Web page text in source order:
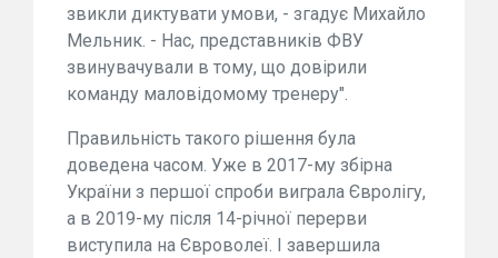
звикли диктувати умови, - згадує Михайло
Мельник. - Нас, представників ФВУ
звинувачували в тому, що довірили
команду маловідомому тренеру".
Правильність такого рішення була
доведена часом. Уже в 2017-му збірна
України з першої спроби виграла Євролігу,
а в 2019-му після 14-річної перерви
виступила на Євроволеї. І завершила